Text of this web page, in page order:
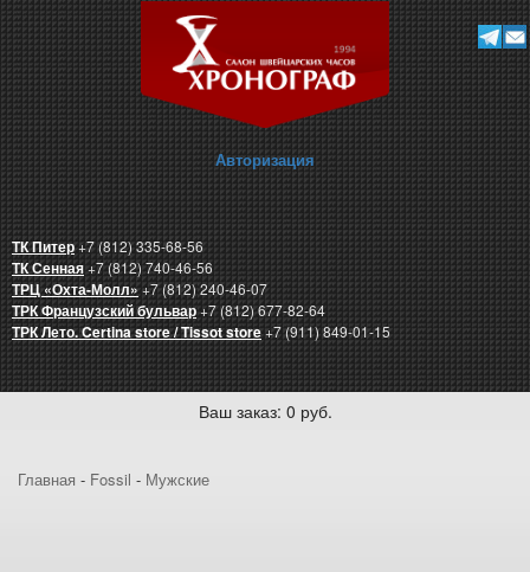
Авторизация
ТК Питер+7 (812) 335-68-56
ТК Сенная+7 (812) 740-46-56
ТРЦ «Охта-Молл»+7 (812) 240-46-07
ТРК Французский бульвар+7 (812) 677-82-64
ТРК Лето. Certina store / Tissot store+7 (911) 849-01-15
Ваш заказ: 0 руб.
Главная - Fossil - Мужские